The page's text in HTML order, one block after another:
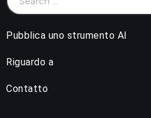
Pubblica uno strumento AI
Riguardo a
Contatto